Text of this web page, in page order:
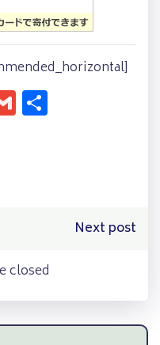
Gmail
Next post
closed